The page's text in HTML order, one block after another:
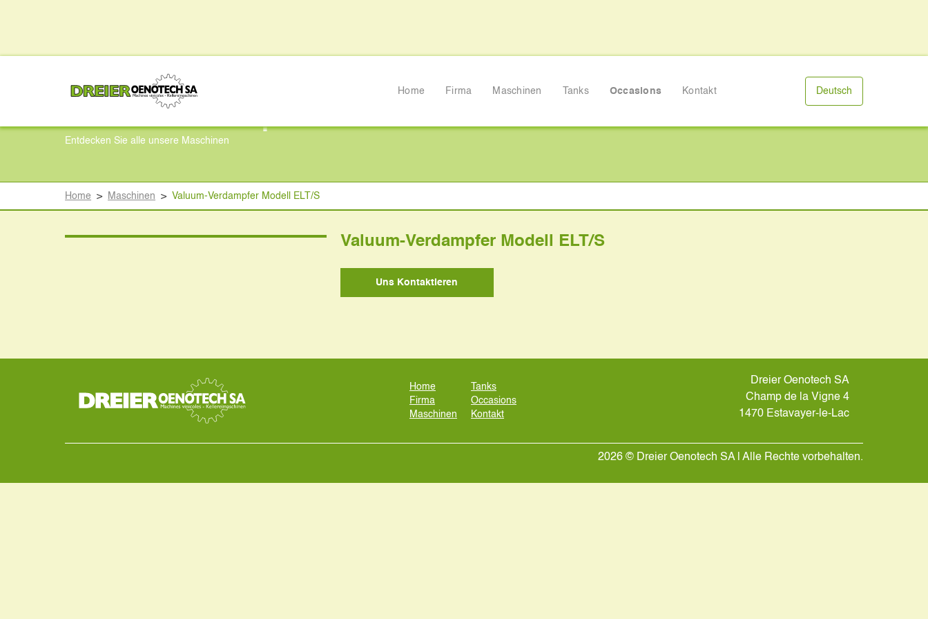
Home Firma Maschinen Tanks Occasions Kontakt Deutsch
Entdecken Sie alle unsere Maschinen
Home > Maschinen >Valuum-Verdampfer Modell ELT/S
Valuum-Verdampfer Modell ELT/S
Uns Kontaktieren
Home
Firma
Maschinen
Tanks
Occasions
Kontakt
Dreier Oenotech SA
Champ de la Vigne 4
1470 Estavayer-le-Lac
2026 © Dreier Oenotech SA | Alle Rechte vorbehalten.